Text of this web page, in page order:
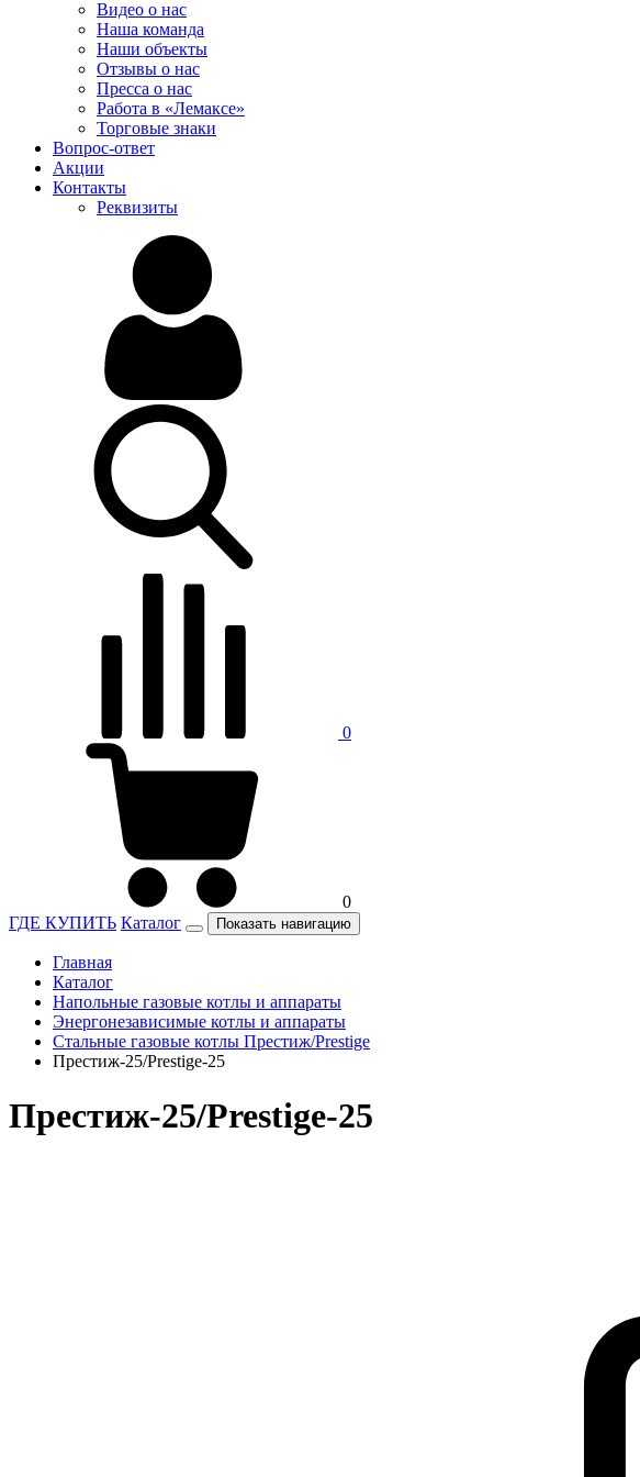
Видео о нас
Наша команда
Наши объекты
Отзывы о нас
Пресса о нас
Работа в «Лемаксе»
Торговые знаки
Вопрос-ответ
Акции
Контакты
Реквизиты
0
0
ГДЕ КУПИТЬ Каталог Показать навигацию
Главная
Каталог
Напольные газовые котлы и аппараты
Энергонезависимые котлы и аппараты
Стальные газовые котлы Престиж/Prestige
Престиж-25/Prestige-25
Престиж-25/Prestige-25